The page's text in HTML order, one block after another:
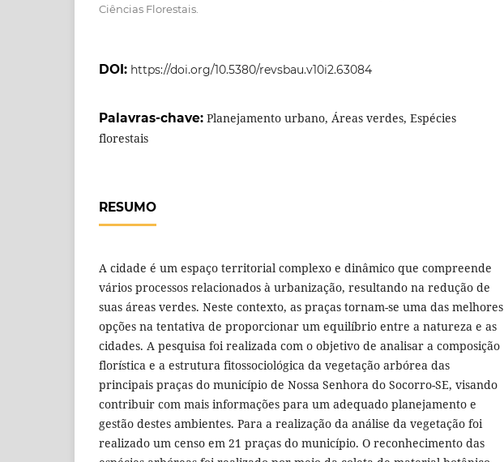
Ciências Florestais.
DOI: https://doi.org/10.5380/revsbau.v10i2.63084
Palavras-chave: Planejamento urbano, Áreas verdes, Espécies
florestais
RESUMO
A cidade é um espaço territorial complexo e dinâmico que compreende
vários processos relacionados à urbanização, resultando na redução de
suas áreas verdes. Neste contexto, as praças tornam-se uma das melhores
opções na tentativa de proporcionar um equilíbrio entre a natureza e as
cidades. A pesquisa foi realizada com o objetivo de analisar a composição
florística e a estrutura fitossociológica da vegetação arbórea das
principais praças do município de Nossa Senhora do Socorro-SE, visando
contribuir com mais informações para um adequado planejamento e
gestão destes ambientes. Para a realização da análise da vegetação foi
realizado um censo em 21 praças do município. O reconhecimento das